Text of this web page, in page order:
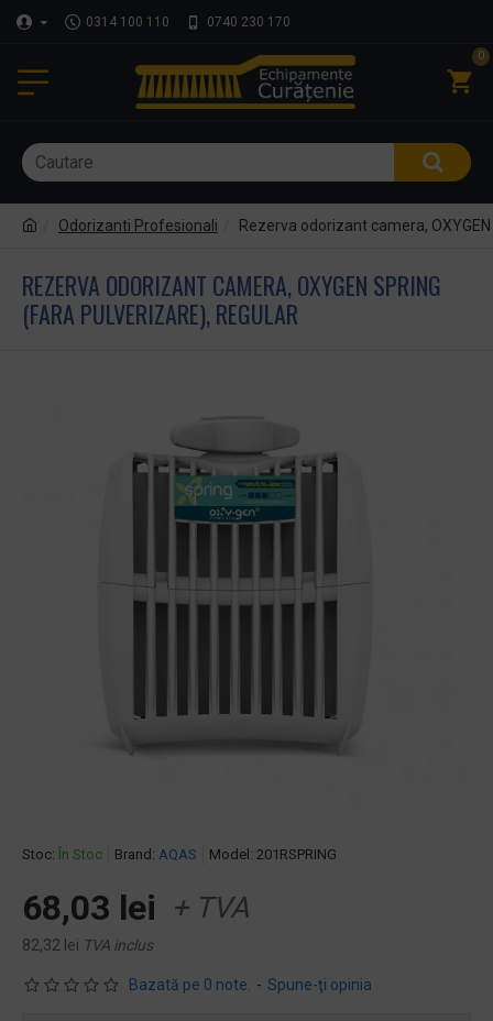
0314 100 110 0740 230 170
0
Odorizanti Profesionali Rezerva odorizant camera,
REZERVA ODORIZANT CAMERA, OXYGEN SPRING
(FARA PULVERIZARE), REGULAR
Stoc: În Stoc Brand: AQAS Model: 201RSPRING
Bazată pe 0 note. - Spune-ţi opinia
68,03 lei + TVA
82,32 lei TVA inclus